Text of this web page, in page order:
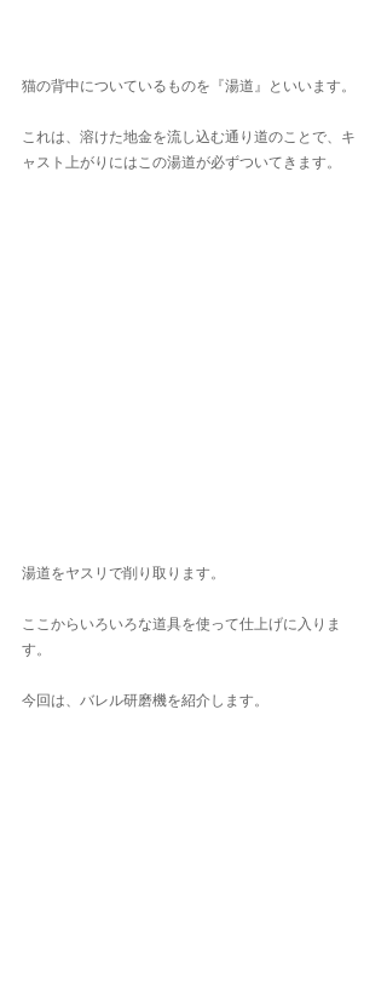
猫の背中についているものを『湯道』といいます。
これは、溶けた地金を流し込む通り道のことで、キ
ャスト上がりにはこの湯道が必ずついてきます。
湯道をヤスリで削り取ります。
ここからいろいろな道具を使って仕上げに入りま
す。
今回は、バレル研磨機を紹介します。